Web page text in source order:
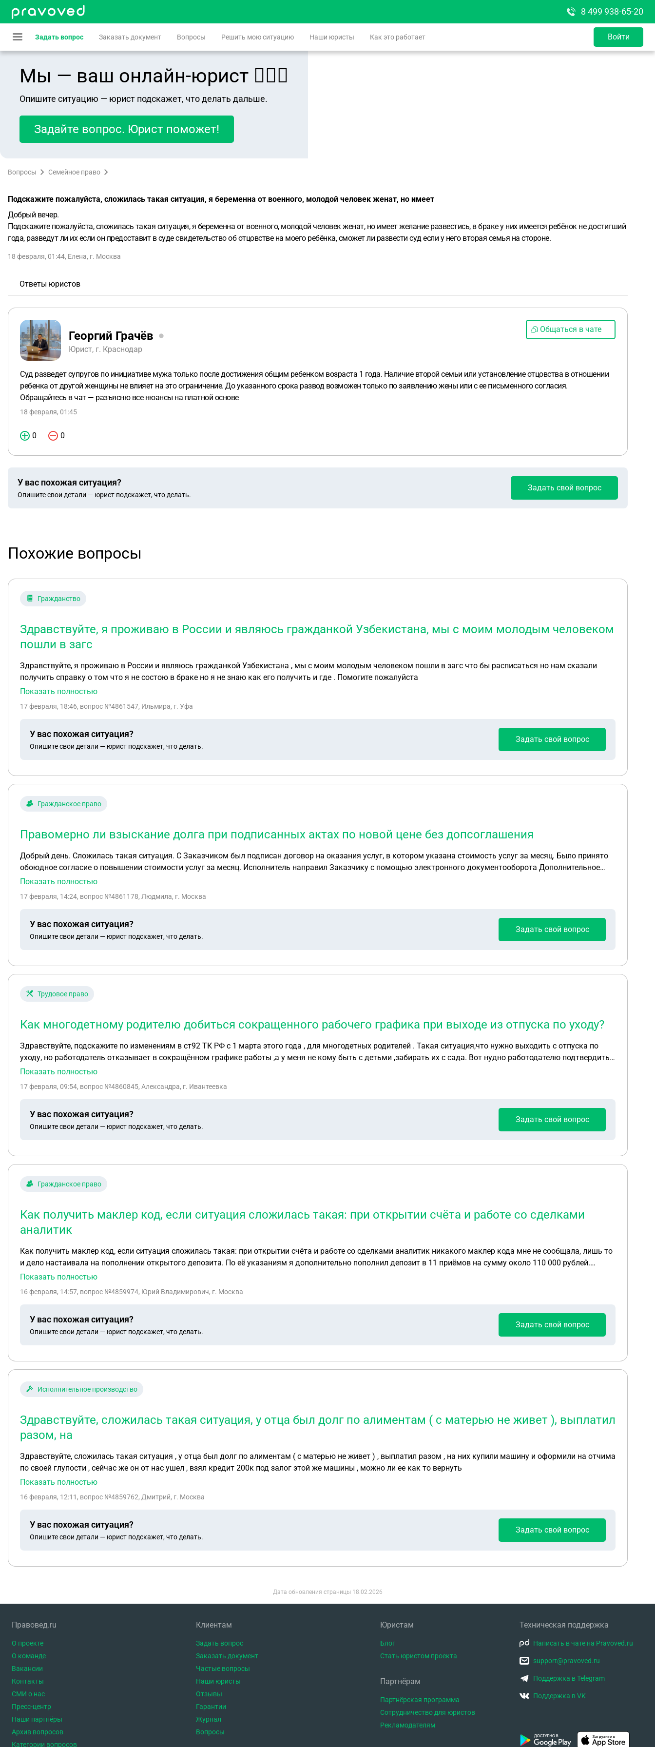
8 499 938-65-20
Задать вопрос Заказать документ Вопросы Решить мою ситуацию Наши юристы Как это работает Войти
Мы — ваш онлайн-юрист 👨🏻‍⚖️
Опишите ситуацию — юрист подскажет, что делать дальше.
Задайте вопрос. Юрист поможет!
Вопросы Семейное право
Подскажите пожалуйста, сложилась такая ситуация, я беременна от военного, молодой человек женат, но имеет
Добрый вечер.
Подскажите пожалуйста, сложилась такая ситуация, я беременна от военного, молодой человек женат, но имеет желание развестись, в браке у них имеется ребёнок не достигший
года, разведут ли их если он предоставит в суде свидетельство об отцовстве на моего ребёнка, сможет ли развести суд если у него вторая семья на стороне.
18 февраля, 01:44, Елена, г. Москва
Ответы юристов
Георгий Грачёв
Юрист, г. Краснодар
Общаться в чате
Суд разведет супругов по инициативе мужа только после достижения общим ребенком возраста 1 года. Наличие второй семьи или установление отцовства в отношении
ребенка от другой женщины не влияет на это ограничение. До указанного срока развод возможен только по заявлению жены или с ее письменного согласия.
Обращайтесь в чат — разъясню все нюансы на платной основе
18 февраля, 01:45
0 0
У вас похожая ситуация?
Опишите свои детали — юрист подскажет, что делать.
Задать свой вопрос
Похожие вопросы
Гражданство
Здравствуйте, я проживаю в России и являюсь гражданкой Узбекистана, мы с моим молодым человеком
пошли в загс
Здравствуйте, я проживаю в России и являюсь гражданкой Узбекистана , мы с моим молодым человеком пошли в загс что бы расписаться но нам сказали
получить справку о том что я не состою в браке но я не знаю как его получить и где . Помогите пожалуйста
Показать полностью
17 февраля, 18:46, вопрос №4861547, Ильмира, г. Уфа
У вас похожая ситуация?
Опишите свои детали — юрист подскажет, что делать.
Задать свой вопрос
Гражданское право
Правомерно ли взыскание долга при подписанных актах по новой цене без допсоглашения
Добрый день. Сложилась такая ситуация. С Заказчиком был подписан договор на оказания услуг, в котором указана стоимость услуг за месяц. Было принято
обоюдное согласие о повышении стоимости услуг за месяц. Исполнитель направил Заказчику с помощью электронного документооборота Дополнительное
соглашение с увеличением стоимости услуг. Заказчик подписал данное дополнительное соглашение только спустя два месяца. При этом акты оказания услуг
увеличенной стоимости. Но потом Заказчик решил, что эти акты не правомерны, так как на тот момент не было подписано им Дополнительное соглашение.
Показать полностью
17 февраля, 14:24, вопрос №4861178, Людмила, г. Москва
У вас похожая ситуация?
Опишите свои детали — юрист подскажет, что делать.
Задать свой вопрос
Трудовое право
Как многодетному родителю добиться сокращенного рабочего графика при выходе из отпуска по уходу?
Здравствуйте, подскажите по изменениям в ст92 ТК РФ с 1 марта этого года , для многодетных родителей . Такая ситуация,что нужно выходить с отпуска по
уходу, но работодатель отказывает в сокращённом графике работы ,а у меня не кому быть с детьми ,забирать их с сада. Вот нудно работодателю подтвердить
свои права ,для изменения графика труда
Показать полностью
17 февраля, 09:54, вопрос №4860845, Александра, г. Ивантеевка
У вас похожая ситуация?
Опишите свои детали — юрист подскажет, что делать.
Задать свой вопрос
Гражданское право
Как получить маклер код, если ситуация сложилась такая: при открытии счёта и работе со сделками
аналитик
Как получить маклер код, если ситуация сложилась такая: при открытии счёта и работе со сделками аналитик никакого маклер кода мне не сообщала, лишь то
и дело настаивала на пополнении открытого депозита. По её указаниям я дополнительно пополнил депозит в 11 приёмов на сумму около 110 000 рублей.
Очередное пополнение депозита я не стал делать и аналитик прекратила со мной контакты и фактически закрыла доступ к рабочему сайту. Сейчас какая-то
аналитик должна была мне сообщить, но не сообщила. Поскольку этого кода у меня нет, меня уверяют, что я должен за 25 000 рублей купить новый код. Таких
Показать полностью
16 февраля, 14:57, вопрос №4859974, Юрий Владимирович, г. Москва
У вас похожая ситуация?
Опишите свои детали — юрист подскажет, что делать.
Задать свой вопрос
Исполнительное производство
Здравствуйте, сложилась такая ситуация, у отца был долг по алиментам ( с матерью не живет ), выплатил
разом, на
Здравствуйте, сложилась такая ситуация , у отца был долг по алиментам ( с матерью не живет ) , выплатил разом , на них купили машину и оформили на отчима
по своей глупости , сейчас же он от нас ушел , взял кредит 200к под залог этой же машины , можно ли ее как то вернуть
Показать полностью
16 февраля, 12:11 , вопрос №4859762, Дмитрий, г. Москва
У вас похожая ситуация?
Опишите свои детали — юрист подскажет, что делать.
Задать свой вопрос
Дата обновления страницы 18.02.2026
Правовед.ru
О проекте
О команде
Вакансии
Контакты
СМИ о нас
Пресс-центр
Наши партнёры
Архив вопросов
Категории вопросов
Клиентам
Задать вопрос
Заказать документ
Частые вопросы
Наши юристы
Отзывы
Гарантии
Журнал
Вопросы
Юристам
Блог
Стать юристом проекта
Партнёрам
Партнёрская программа
Сотрудничество для юристов
Рекламодателям
Техническая поддержка
Написать в чате на Pravoved.ru
support@pravoved.ru
Поддержка в Telegram
Поддержка в VK